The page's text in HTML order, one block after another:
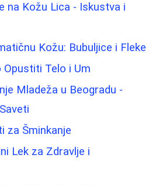
na Kožu Lica - Iskustva i
Kožu: Bubuljice i Fleke
Telo i Um
Mladeža u Beogradu -
za Šminkanje
Lek za Zdravlje i